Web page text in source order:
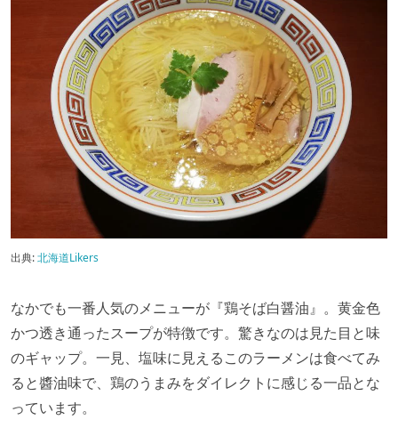
出典:北海道Likers
なかでも一番人気のメニューが『鶏そば白醤油』。黄金色
かつ透き通ったスープが特徴です。驚きなのは見た目と味
のギャップ。一見、塩味に見えるこのラーメンは食べてみ
ると醬油味で、鶏のうまみをダイレクトに感じる一品とな
っています。